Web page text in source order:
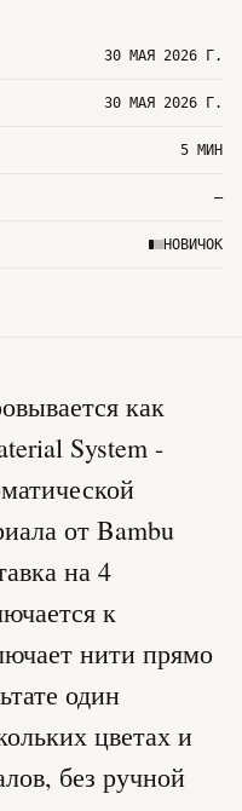
30 МАЯ 2026 Г.
30 МАЯ 2026 Г.
5 МИН
—
НОВИЧОК
как
System -
от Bambu
на 4
к
нити прямо
один
цветах и
без ручной